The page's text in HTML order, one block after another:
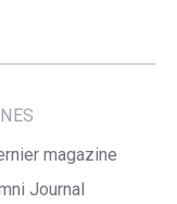
magazine
Journal